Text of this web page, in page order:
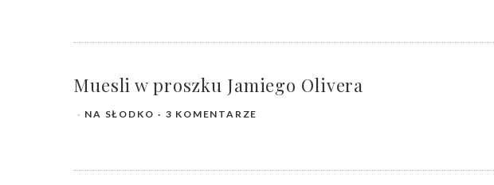
Muesli w proszku Jamiego Olivera
NA SŁODKO 3 KOMENTARZE